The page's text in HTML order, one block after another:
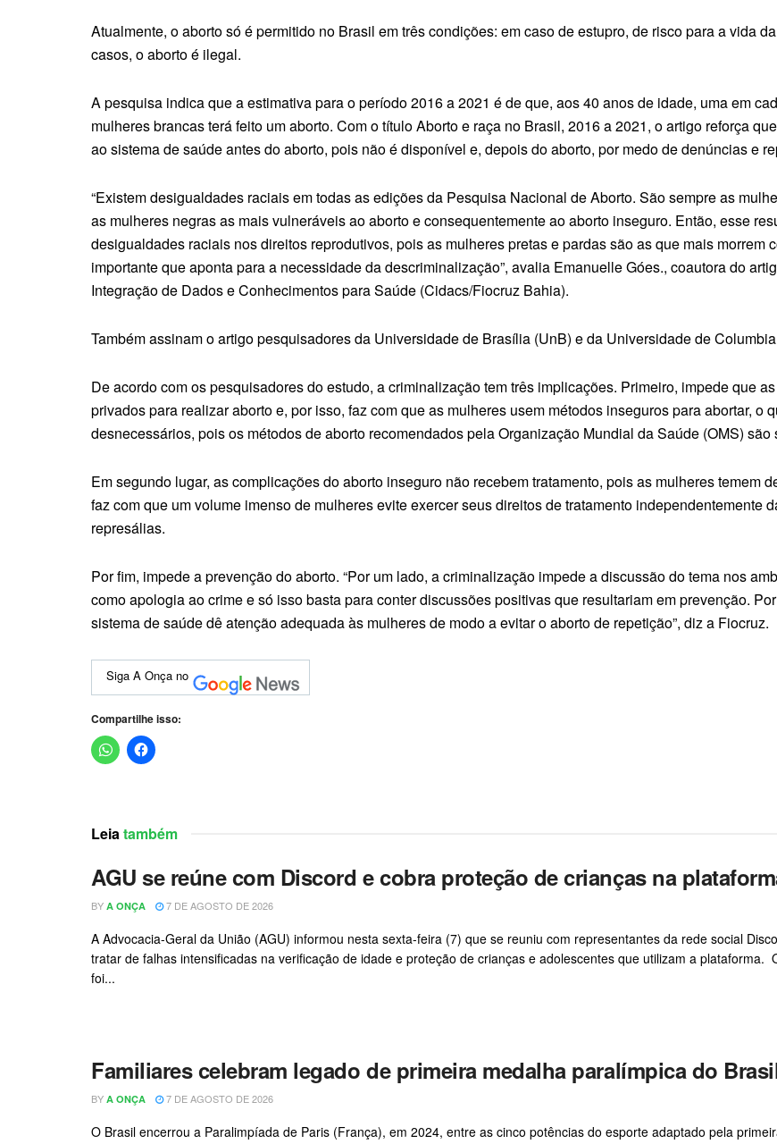
Atualmente, o aborto só é permitido no Brasil em três condições: em caso de estupro, de risco para a vida
casos, o aborto é ilegal.
A pesquisa indica que a estimativa para o período 2016 a 2021 é de que, aos 40 anos de idade, uma em
mulheres brancas terá feito um aborto. Com o título Aborto e raça no Brasil, 2016 a 2021, o artigo reforça
ao sistema de saúde antes do aborto, pois não é disponível e, depois do aborto, por medo de denúncias e
“Existem desigualdades raciais em todas as edições da Pesquisa Nacional de Aborto. São sempre as
as mulheres negras as mais vulneráveis ao aborto e consequentemente ao aborto inseguro. Então, esse
desigualdades raciais nos direitos reprodutivos, pois as mulheres pretas e pardas são as que mais morrem
importante que aponta para a necessidade da descriminalização”, avalia Emanuelle Góes., coautora do
Integração de Dados e Conhecimentos para Saúde (Cidacs/Fiocruz Bahia).
Também assinam o artigo pesquisadores da Universidade de Brasília (UnB) e da Universidade de
De acordo com os pesquisadores do estudo, a criminalização tem três implicações. Primeiro, impede que
privados para realizar aborto e, por isso, faz com que as mulheres usem métodos inseguros para abortar, o
desnecessários, pois os métodos de aborto recomendados pela Organização Mundial da Saúde (OMS) são
Em segundo lugar, as complicações do aborto inseguro não recebem tratamento, pois as mulheres temem
faz com que um volume imenso de mulheres evite exercer seus direitos de tratamento independentemente
represálias.
Por fim, impede a prevenção do aborto. “Por um lado, a criminalização impede a discussão do tema nos
como apologia ao crime e só isso basta para conter discussões positivas que resultariam em prevenção.
sistema de saúde dê atenção adequada às mulheres de modo a evitar o aborto de repetição”, diz a Fiocruz.
Siga A Onça no
Compartilhe isso:
Leiatambém
AGU se reúne com Discord e cobra proteção de crianças na
BY A ONÇA 7 DE AGOSTO DE 2026
A Advocacia-Geral da União (AGU) informou nesta sexta-feira (7) que se reuniu com representantes da rede social
tratar de falhas intensificadas na verificação de idade e proteção de crianças e adolescentes que utilizam a plataforma.
foi...
Familiares celebram legado de primeira medalha paralímpica do
BY A ONÇA 7 DE AGOSTO DE 2026
O Brasil encerrou a Paralimpíada de Paris (França), em 2024, entre as cinco potências do esporte adaptado pela